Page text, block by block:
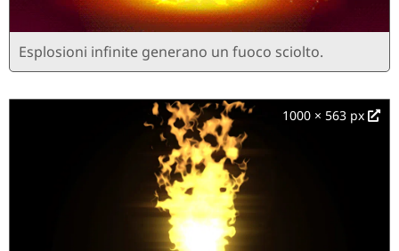
Esplosioni infinite generano un fuoco sciolto.
1000 × 563 px